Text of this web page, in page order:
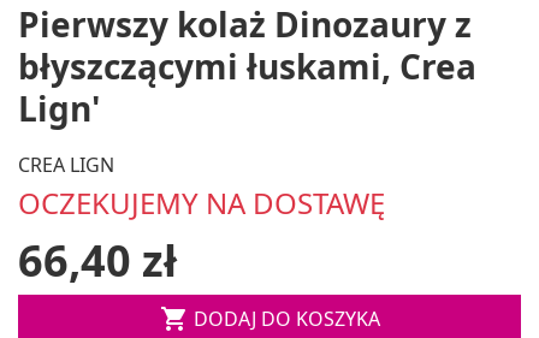
Pierwszy kolaż Dinozaury z
błyszczącymi łuskami, Crea
Lign'
CREA LIGN
OCZEKUJEMY NA DOSTAWĘ
66,40 zł
 DODAJ DO KOSZYKA